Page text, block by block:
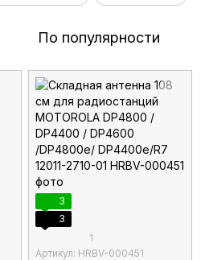
По популярности
3
3
1
Артикул: HRBV-000451